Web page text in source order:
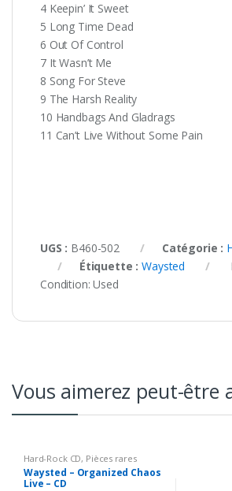
4 Keepin’ It Sweet
5 Long Time Dead
6 Out Of Control
7 It Wasn’t Me
8 Song For Steve
9 The Harsh Reality
10 Handbags And Gladrags
11 Can’t Live Without Some Pain
UGS : B460-502 Catégorie :
Étiquette :Waysted
Condition:Used
Vous aimerez peut-être
Hard-Rock CD, Pièces rares
Waysted – Organized Chaos
Live – CD